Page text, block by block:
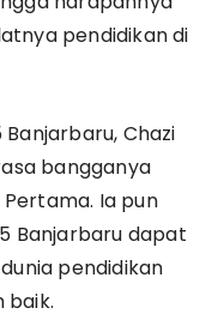
pendidikan di
Banjarbaru, Chazi
bangganya
Ia pun
Banjarbaru dapat
pendidikan
baik.